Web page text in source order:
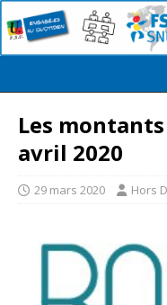
Les montants
avril 2020
29 mars 2020 Hors